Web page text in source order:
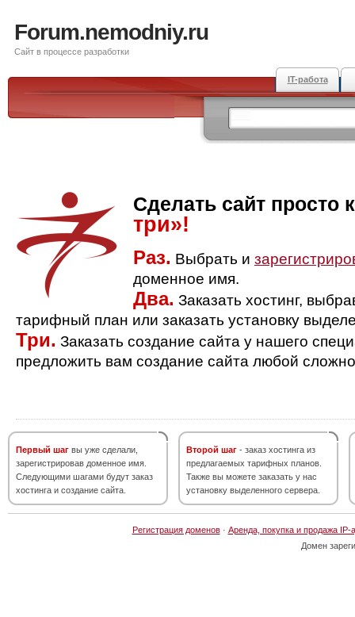
Forum.nemodniy.ru
Сайт в процессе разработки
IT-работа
Сделать сайт просто
три»!
Раз. Выбрать и
доменное имя.
Два. Заказать хостинг,
тарифный план или заказать установку
Три. Заказать создание сайта у нашего
предложить вам создание сайта любой
Первый шаг вы уже сделали,
зарегистрировав доменное имя.
Следующими шагами будут заказ
хостинга и создание сайта.
Второй шаг - заказ хостинга из
предлагаемых тарифных планов.
Также вы можете заказать у нас
установку выделенного сервера.
Регистрация доменов· Аренда, покупка и продажа IP-
Домен